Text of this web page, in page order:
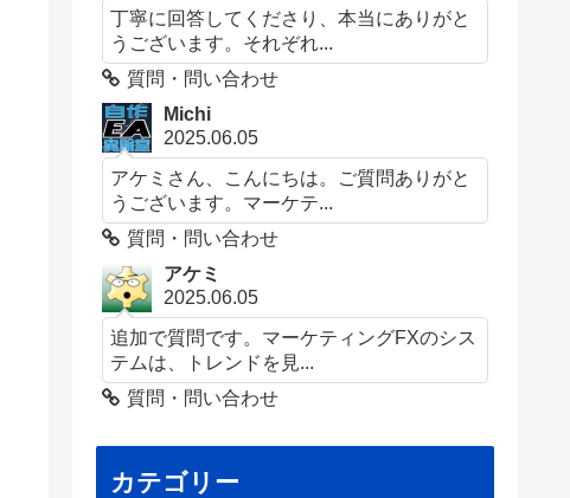
丁寧に回答してくださり、本当にありがと
うございます。それぞれ...
質問・問い合わせ
Michi
2025.06.05
アケミさん、こんにちは。ご質問ありがと
うございます。マーケテ...
質問・問い合わせ
アケミ
2025.06.05
追加で質問です。マーケティングFXのシス
テムは、トレンドを見...
質問・問い合わせ
カテゴリー